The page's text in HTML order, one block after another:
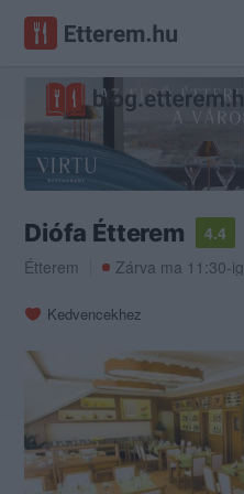
Diófa Étterem
4.4
Étterem
Zárva ma 11:30-ig
Kedvencekhez